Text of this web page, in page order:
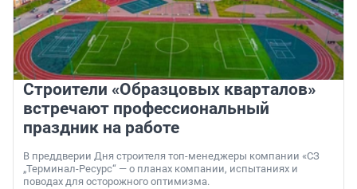
Строители «Образцовых кварталов»
встречают профессиональный
праздник на работе
В преддверии Дня строителя топ-менеджеры компании «СЗ
„Терминал-Ресурс“ — о планах компании, испытаниях и
поводах для осторожного оптимизма.